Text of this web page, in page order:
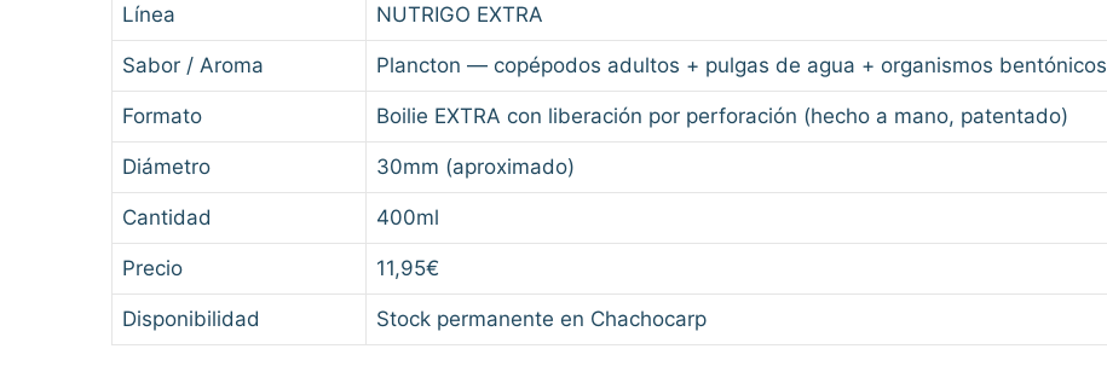
Línea NUTRIGO EXTRA
Sabor / Aroma Plancton — copépodos adultos + pulgas de agua + organismos bentónicos
Formato Boilie EXTRA con liberación por perforación (hecho a mano, patentado)
Diámetro 30mm (aproximado)
Cantidad 400ml
Precio 11,95€
Disponibilidad Stock permanente en Chachocarp